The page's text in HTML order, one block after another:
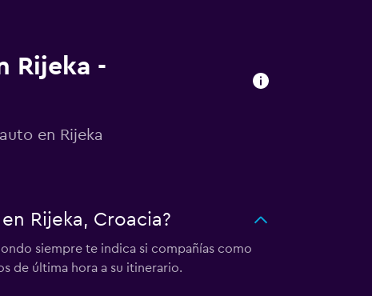
Rijeka -
en Rijeka
Rijeka, Croacia?
siempre te indica si compañías como
de última hora a su itinerario.